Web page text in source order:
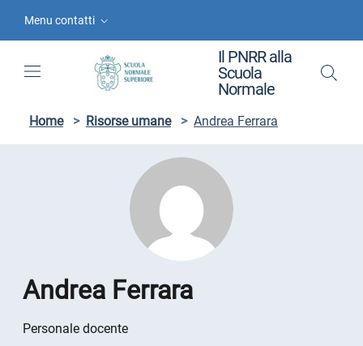
Menu contatti
Il PNRR alla
Scuola
Normale
Home > Risorse umane > Andrea Ferrara
Andrea Ferrara
Personale docente